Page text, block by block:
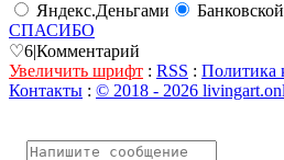
Яндекс.Деньгами
СПАСИБО
♡6|Комментарий
Увеличить шрифт : RSS : Политика
Контакты : © 2018 - 2026